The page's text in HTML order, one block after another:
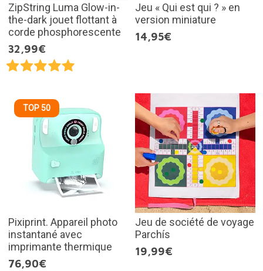
ZipString Luma Glow-in-
the-dark jouet flottant à
corde phosphorescente
32,99€
Jeu « Qui est qui ? » en
version miniature
14,95€
TOP 50
Pixiprint. Appareil photo
instantané avec
imprimante thermique
76,90€
Jeu de société de voyage
Parchís
19,99€